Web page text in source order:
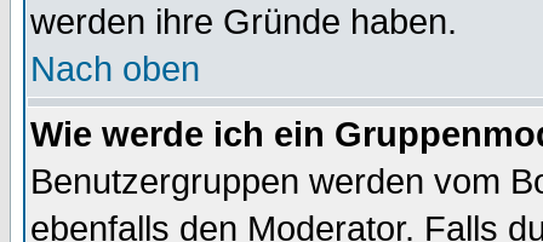
werden ihre Gründe haben.
Nach oben
Wie werde ich ein
Benutzergruppen werden vom
ebenfalls den Moderator. Falls